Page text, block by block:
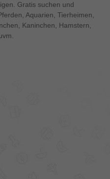
Gratis suchen und
Aquarien, Tierheimen,
Kaninchen, Hamstern,